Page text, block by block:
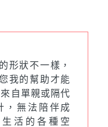
形狀不一樣，
我的幫助才能
自單親或隔代
，無法陪伴成
活的各種空